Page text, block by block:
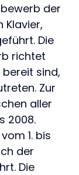
der
Klavier,
Die
richtet
sind,
Zur
aller
2008.
1. bis
der
Die